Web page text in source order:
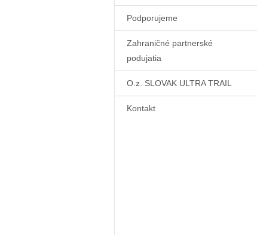
Podporujeme
Zahraničné partnerské
podujatia
O.z. SLOVAK ULTRA TRAIL
Kontakt